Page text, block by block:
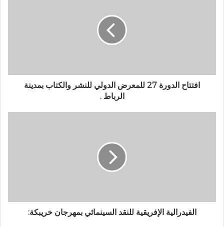
افتتاح الدورة 27 للمعرض الدولي للنشر والكتاب بمدينة
الرباط .
الفيدرالية الإفريقية للنقد السينمائي بمهرجان خريبكة: